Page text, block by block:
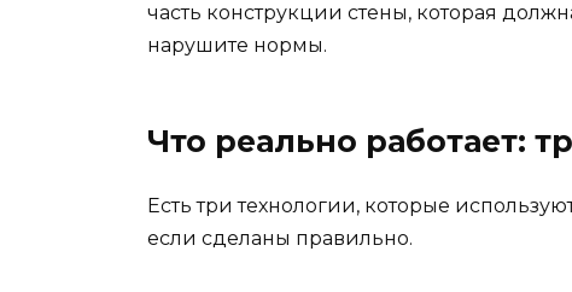
часть конструкции стены, которая
нарушите нормы.
Что реально работает:
Есть три технологии, которые
если сделаны правильно.